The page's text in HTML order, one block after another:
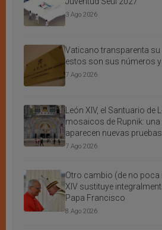
3 Ago 2026
Vaticano transparenta
estos son sus números
7 Ago 2026
León XIV, el Santuario de
mosaicos de Rupnik:
aparecen nuevas
7 Ago 2026
Otro cambio (de no
XIV sustituye
Papa Francisco
8 Ago 2026